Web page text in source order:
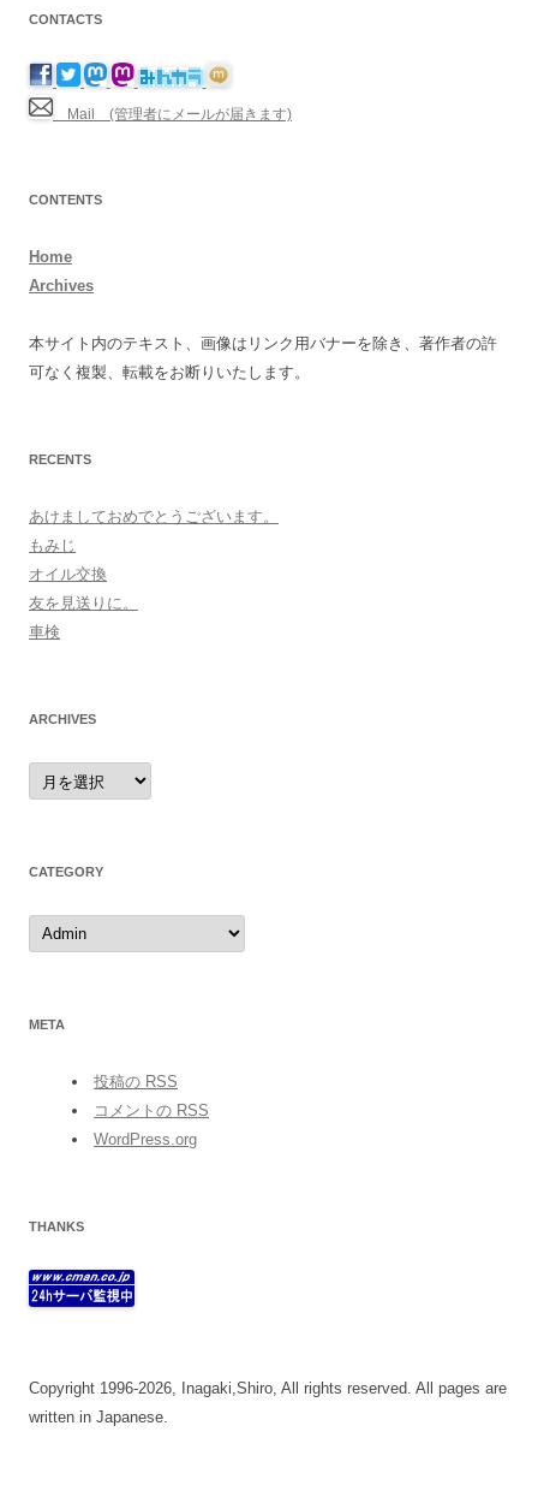
CONTACTS
Mail (管理者にメールが届きます)
CONTENTS
Home
Archives
本サイト内のテキスト、画像はリンク用バナーを除き、著作者の許
可なく複製、転載をお断りいたします。
RECENTS
あけましておめでとうございます。
もみじ
オイル交換
友を見送りに。
車検
ARCHIVES
archives
CATEGORY
category
META
投稿の RSS
コメントの RSS
WordPress.org
THANKS
Copyright 1996-2026, Inagaki,Shiro, All rights reserved. All pages are
written in Japanese.